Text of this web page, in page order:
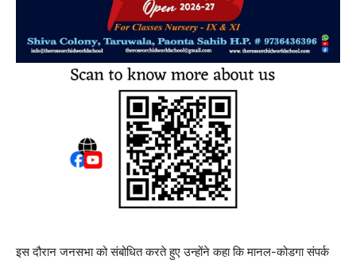
इस दौरान जनसभा को संबोधित करते हुए उन्होंने कहा कि मानल-कोडगा संपर्क